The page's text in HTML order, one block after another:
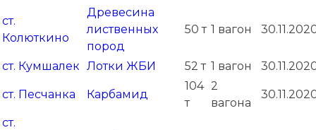
ст.
Колюткино
Древесина
лиственных
пород
50 т 1 вагон
ст. Кумшалек Лотки ЖБИ 52 т 1 вагон
ст. Песчанка Карбамид
104
т
2
вагона
ст.